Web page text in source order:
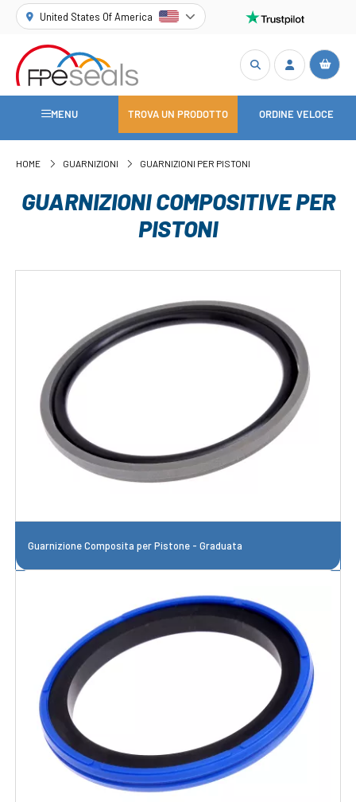
United States Of America
MENU TROVA UN PRODOTTO ORDINE VELOCE
HOME GUARNIZIONI GUARNIZIONI PER PISTONI
GUARNIZIONI COMPOSITIVE PER
PISTONI
Guarnizione Composita per Pistone - Graduata